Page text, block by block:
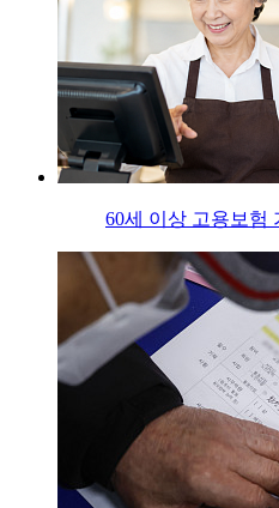
60세 이상 고용보험